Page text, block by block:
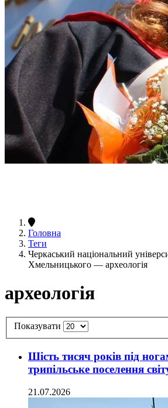
Головна
Теги
Черкаський національний
Хмельницького — археологія
археологія
Показувати
Шість тисяч років під
трипільське поселення
21.07.2026